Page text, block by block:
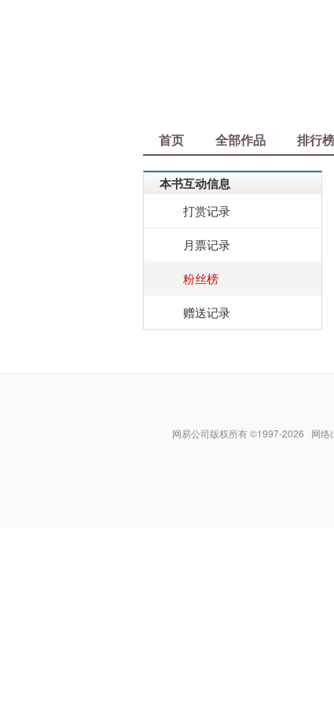
首页 全部作品 排行榜
本书互动信息
打赏记录
月票记录
粉丝榜
赠送记录
网易公司版权所有 ©1997-2026 网络